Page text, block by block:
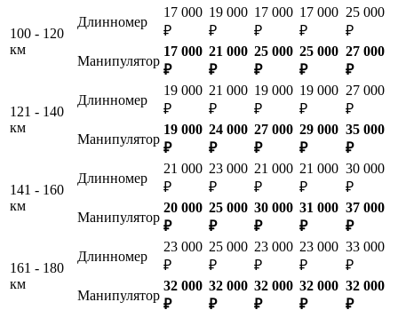
100 - 120
км
Длинномер
17 000
₽
19 000
₽
17 000
₽
17 000
₽
25 000
₽
Манипулятор
17 000
₽
21 000
₽
25 000
₽
25 000
₽
27 000
₽
121 - 140
км
Длинномер
19 000
₽
21 000
₽
19 000
₽
19 000
₽
27 000
₽
Манипулятор
19 000
₽
24 000
₽
27 000
₽
29 000
₽
35 000
₽
141 - 160
км
Длинномер
21 000
₽
23 000
₽
21 000
₽
21 000
₽
30 000
₽
Манипулятор
20 000
₽
25 000
₽
30 000
₽
31 000
₽
37 000
₽
161 - 180
км
Длинномер
23 000
₽
25 000
₽
23 000
₽
23 000
₽
33 000
₽
Манипулятор
32 000
₽
32 000
₽
32 000
₽
32 000
₽
32 000
₽